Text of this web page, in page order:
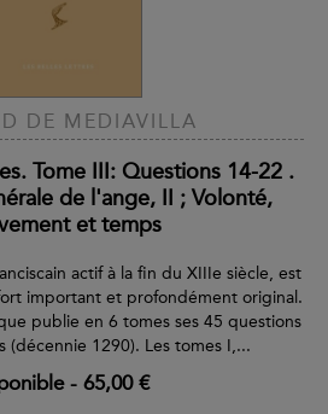
DE MEDIAVILLA
Tome III: Questions 14-22 .
de l'ange, II ; Volonté,
et temps
actif à la fin du XIIIe siècle, est
important et profondément original.
publie en 6 tomes ses 45 questions
(décennie 1290). Les tomes I,...
- 65,00 €